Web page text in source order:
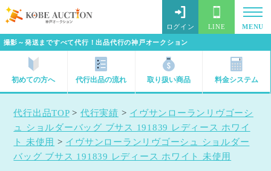
撮影～発送まですべて代行！出品代行の神戸オークション
ログイン LINE MENU
初めての方へ 代行出品の流れ 取り扱い商品 料金システム
代行出品TOP> 代行実績 > イヴサンローランリヴゴーシ
ュ ショルダーバッグ ブサス 191839 レディース ホワイ
ト 未使用 > イヴサンローランリヴゴーシュ ショルダー
バッグ ブサス 191839 レディース ホワイト 未使用